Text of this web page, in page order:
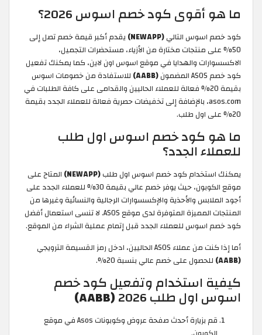
ما هو أقوى كود خصم اسوس 2026؟
كود خصم اسوس التالي(NEWAPP)
يقدم أكبر قيمة خصم تصل إلى
50% على منتجات مختارة من الأزياء، مستحضرات التجميل،
الاكسسوارات والهدايا في موقع اسوس اون لاين، كما يمكنك تفعيل
كود خصم ASOS المضمون
(AABB)
للاستفادة من خصومات اسوس
بقيمة 20% فعالة للعملاء الحاليين والقدامى على كافة الطلبات في
asos.com، بالإضافة إلى تخفيضات حصرية فعالة للعملاء الجدد بقيمة
20% على اول طلب.
ما هو كود خصم اسوس اول طلب
للعملاء الجدد؟
يمكنك استخدام كود خصم اسوس اول طلب(NEWAPP)
المتاح على
موقع الكوبون، حيث يوفر خصم عالي بقيمة 30% للعملاء الجدد على
أجود الملابس والأحذية والإكسسوارات الرجالية والنسائية وغيرها من
المنتجات المميزة المتوفرة لدى موقع ASOS. لا تنسى استعمال أفضل
كود خصم اسوس للعملاء الجدد قبل إتمام عملية الشراء من الموقع.
أما إذا كنت من عملاء ASOS الحاليين، ادخل رمز القسيمة الترويجي
(AABB)
للحصول على خصم عالي بنسبة 20%.
كيفية استخدام وتفعيل كود خصم
اسوس اول طلب 2026 (AABB)
قم بزيارة أحدث صفحة عروض وكوبونات Asos في موقع